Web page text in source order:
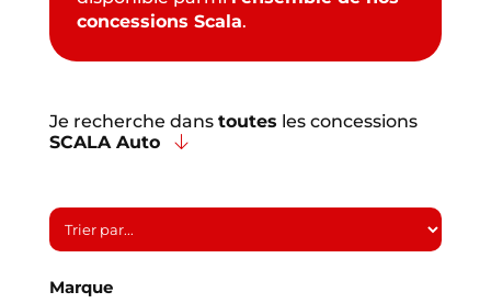
concessions Scala.
Je recherche dans toutes les concessions
SCALA Auto
Marque